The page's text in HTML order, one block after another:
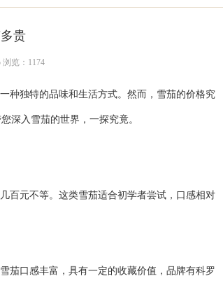
贵
浏览：1174
种独特的品味和生活方式。然而，雪茄的价格究
深入雪茄的世界，一探究竟。
百元不等。这类雪茄适合初学者尝试，口感相对
茄口感丰富，具有一定的收藏价值，品牌有科罗